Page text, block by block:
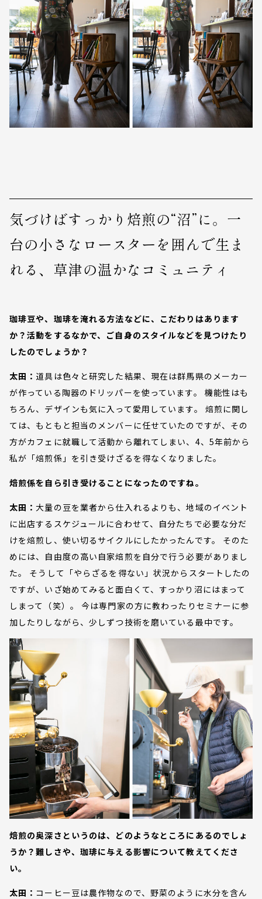
気づけばすっかり焙煎の“沼”に。一
台の小さなロースターを囲んで生ま
れる、草津の温かなコミュニティ
珈琲豆や、珈琲を淹れる方法などに、こだわりはあります
か？活動をするなかで、ご自身のスタイルなどを見つけたり
したのでしょうか？
太田： 道具は色々と研究した結果、現在は群馬県のメーカー
が作っている陶器のドリッパーを使っています。 機能性はも
ちろん、デザインも気に入って愛用しています。 焙煎に関し
ては、もともと担当のメンバーに任せていたのですが、その
方がカフェに就職して活動から離れてしまい、4、5年前から
私が「焙煎係」を引き受けざるを得なくなりました。
焙煎係を自ら引き受けることになったのですね。
太田：大量の豆を業者から仕入れるよりも、地域のイベント
に出店するスケジュールに合わせて、自分たちで必要な分だ
けを焙煎し、使い切るサイクルにしたかったんです。 そのた
めには、自由度の高い自家焙煎を自分で行う必要がありまし
た。 そうして「やらざるを得ない」状況からスタートしたの
ですが、いざ始めてみると面白くて、すっかり沼にはまって
しまって（笑）。 今は専門家の方に教わったりセミナーに参
加したりしながら、少しずつ技術を磨いている最中です。
焙煎の奥深さというのは、どのようなところにあるのでしょ
うか？難しさや、珈琲に与える影響について教えてくださ
い。
太田： コーヒー豆は農作物なので、野菜のように水分を含ん